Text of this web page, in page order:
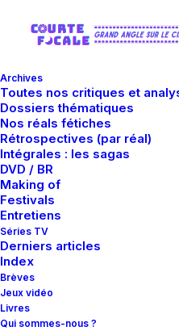
Archives
Toutes nos critiques et
Dossiers thématiques
Nos réals fétiches
Rétrospectives (par réal)
Intégrales : les sagas
DVD / BR
Making of
Festivals
Entretiens
Séries TV
Derniers articles
Index
Brèves
Jeux vidéo
Livres
Qui sommes-nous ?